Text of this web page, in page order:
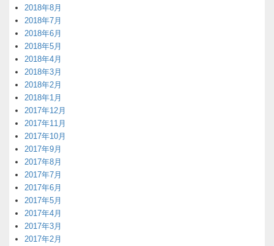
2018年8月
2018年7月
2018年6月
2018年5月
2018年4月
2018年3月
2018年2月
2018年1月
2017年12月
2017年11月
2017年10月
2017年9月
2017年8月
2017年7月
2017年6月
2017年5月
2017年4月
2017年3月
2017年2月